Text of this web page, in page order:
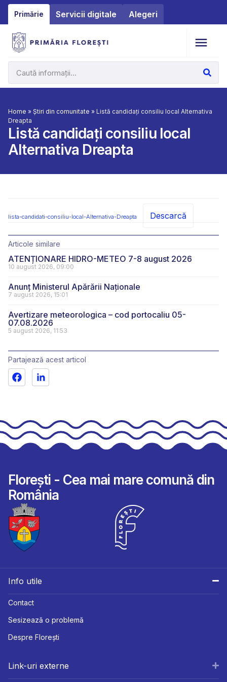
Primărie Servicii digitale Alegeri
Home » Știri din comunitate » Listă candidați consiliu local Alternativa
Dreapta
Listă candidați consiliu local
Alternativa Dreapta
lista-candidati-consiliu-local-Alternativa-Dreapta Descarcă
Articole similare
ATENȚIONARE HIDRO-METEO 7-8 august 2026
10 august 2026, 09:00
Anunț Ministerul Apărării Naționale
7 august 2026, 15:01
Avertizare meteorologica – cod portocaliu 05-
07.08.2026
5 august 2026, 11:53
Partajează acest articol
Florești - Cea mai mare comună din
România
Info utile
Contact
Sesizează o problemă
Despre Florești
Link-uri externe